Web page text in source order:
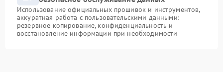
Использование официальных прошивок и инструментов,
аккуратная работа с пользовательскими данными:
резервное копирование, конфиденциальность и
восстановление информации при необходимости